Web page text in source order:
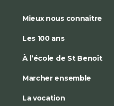
Mieux nous connaître
Les 100 ans
À l’école de St Benoît
Marcher ensemble
La vocation